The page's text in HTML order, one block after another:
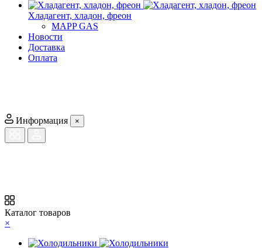
Хладагент, хладон, фреон
MAPP GAS
Новости
Доставка
Оплата
Информация ×
Каталог товаров
×